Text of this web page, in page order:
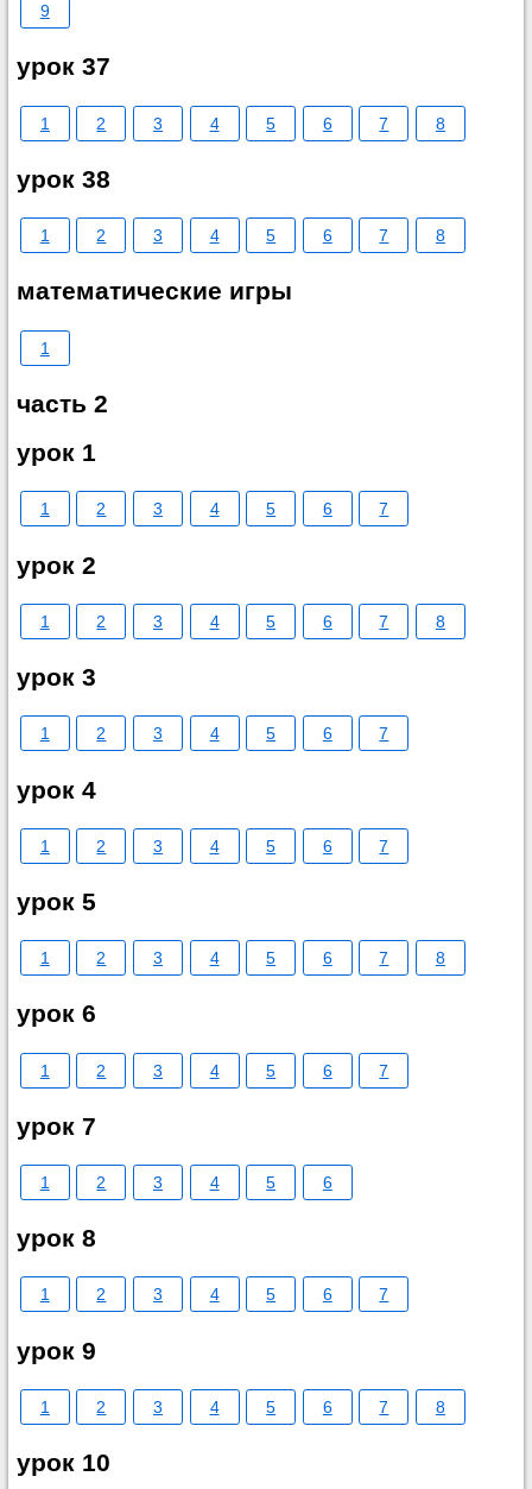
9
урок 37
1 2 3 4 5 6 7 8
урок 38
1 2 3 4 5 6 7 8
математические игры
1
часть 2
урок 1
1 2 3 4 5 6 7
урок 2
1 2 3 4 5 6 7 8
урок 3
1 2 3 4 5 6 7
урок 4
1 2 3 4 5 6 7
урок 5
1 2 3 4 5 6 7 8
урок 6
1 2 3 4 5 6 7
урок 7
1 2 3 4 5 6
урок 8
1 2 3 4 5 6 7
урок 9
1 2 3 4 5 6 7 8
урок 10